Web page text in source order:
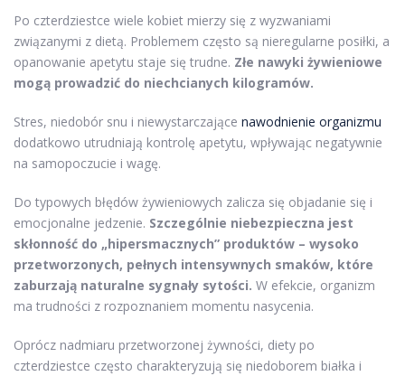
Po czterdziestce wiele kobiet mierzy się z wyzwaniami
związanymi z dietą. Problemem często są nieregularne posiłki, a
opanowanie apetytu staje się trudne. Złe nawyki żywieniowe
mogą prowadzić do niechcianych kilogramów.
Stres, niedobór snu i niewystarczające nawodnienie organizmu
dodatkowo utrudniają kontrolę apetytu, wpływając negatywnie
na samopoczucie i wagę.
Do typowych błędów żywieniowych zalicza się objadanie się i
emocjonalne jedzenie. Szczególnie niebezpieczna jest
skłonność do „hipersmacznych” produktów – wysoko
przetworzonych, pełnych intensywnych smaków, które
zaburzają naturalne sygnały sytości. W efekcie, organizm
ma trudności z rozpoznaniem momentu nasycenia.
Oprócz nadmiaru przetworzonej żywności, diety po
czterdziestce często charakteryzują się niedoborem białka i